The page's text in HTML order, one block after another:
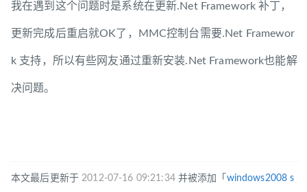
我在遇到这个问题时是系统在更新.Net Framework 补丁，
更新完成后重启就OK了，MMC控制台需要.Net Framewor
k 支持，所以有些网友通过重新安装.Net Framework也能解
决问题。
本文最后更新于2012-07-16 09:21:34并被添加「 windows2008 s